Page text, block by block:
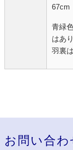
67cm
青緑
はあ
羽裏
お問い合わ